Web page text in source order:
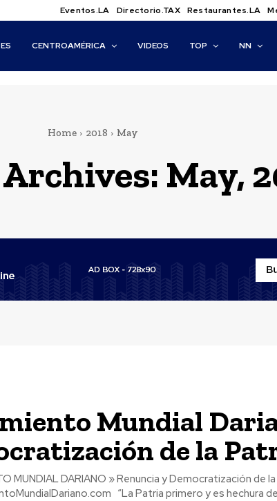
Eventos.LA Directorio.TAX Restaurantes.LA
CENTROAMÉRICA VIDEOS TOP NN
Home 2018 May
May,
Mundial
de la
www.MovimientoMundialDariano.com “La Patria